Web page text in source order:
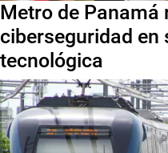
Metro de Panamá
ciberseguridad
tecnológica